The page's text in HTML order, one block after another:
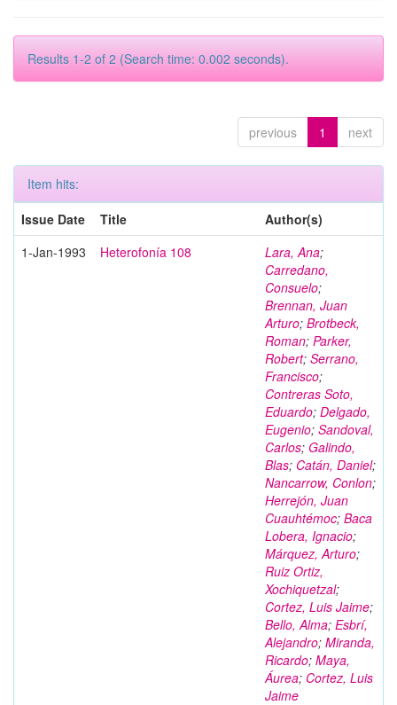
Results 1-2 of 2 (Search time: 0.002 seconds).
previous 1 next
Item hits:
Issue Date
Title
Author(s)
1-Jan-1993
Heterofonía 108 Lara, Ana;
Carredano,
Consuelo;
Brennan, Juan
Arturo; Brotbeck,
Roman; Parker,
Robert; Serrano,
Francisco;
Contreras Soto,
Eduardo; Delgado,
Eugenio; Sandoval,
Carlos; Galindo,
Blas; Catán, Daniel;
Nancarrow, Conlon;
Herrejón, Juan
Cuauhtémoc; Baca
Lobera, Ignacio;
Márquez, Arturo;
Ruiz Ortiz,
Xochiquetzal;
Cortez, Luis Jaime;
Bello, Alma; Esbrí,
Alejandro; Miranda,
Ricardo; Maya,
Áurea; Cortez, Luis
Jaime